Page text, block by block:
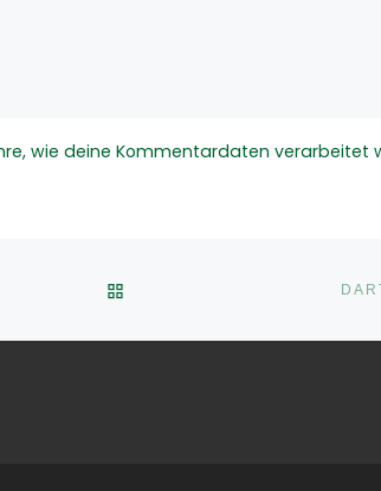
wie deine Kommentardaten verarbeitet
ZURÜCK ZUR